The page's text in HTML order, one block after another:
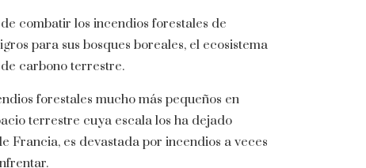
combatir los incendios forestales de
para sus bosques boreales, el ecosistema
carbono terrestre.
forestales mucho más pequeños en
terrestre cuya escala los ha dejado
Francia, es devastada por incendios a veces